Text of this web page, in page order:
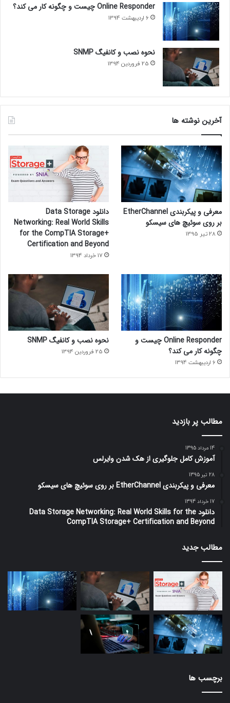
Online Responder چیست و چگونه کار می کند؟
6 اردیبهشت 1394
نحوه نصب و کانفیگ SNMP
25 فروردین 1394
آخرین نوشته ها
معرفی و پیکربندی EtherChannel
بر روی سوئیچ های سیسکو
28 تیر 1395
دانلود Data Storage
Networking: Real World Skills
for the CompTIA Storage+
Certification and Beyond
17 خرداد 1394
Online Responder چیست و
چگونه کار می کند؟
6 اردیبهشت 1394
نحوه نصب و کانفیگ SNMP
25 فروردین 1394
مطالب پر بازدید
14 مرداد 1395
آموزش کامل جلوگیری از هک شدن وایرلس
28 تیر 1395
معرفی و پیکربندی EtherChannel بر روی سوئیچ های سیسکو
17 خرداد 1394
دانلود Data Storage Networking: Real World Skills for the
CompTIA Storage+ Certification and Beyond
مطالب جدید
برچسب ها